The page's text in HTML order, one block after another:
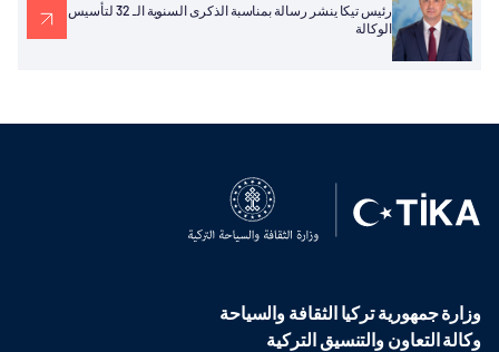
رئيس تيكا ينشر رسالة بمناسبة الذكرى السنوية الـ 32 لتأسيس
الوكالة
وزارة جمهورية تركيا الثقافة والسياحة
وكالة التعاون والتنسيق التركية